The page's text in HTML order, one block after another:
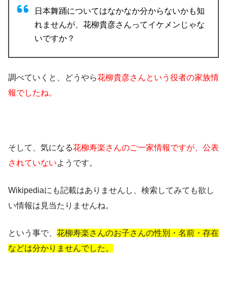
日本舞踊についてはなかなか分からないかも知
れませんが、花柳貴彦さんってイケメンじゃな
いですか？
調べていくと、どうやら花柳貴彦さんという役者の家族情
報でしたね。
そして、気になる花柳寿楽さんのご一家情報ですが、公表
されていないようです。
Wikipediaにも記載はありませんし、検索してみても欲し
い情報は見当たりませんね。
という事で、 花柳寿楽さんのお子さんの性別・名前・存在
などは分かりませんでした。